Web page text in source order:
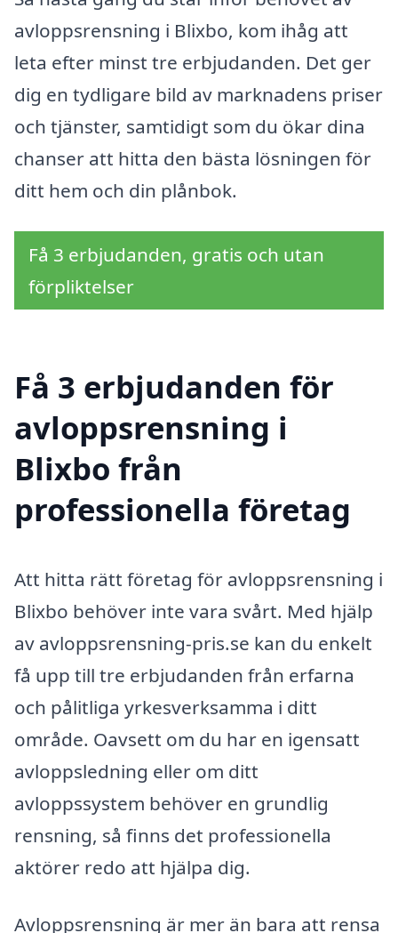
avloppsrensning i Blixbo, kom ihåg att
leta efter minst tre erbjudanden. Det ger
dig en tydligare bild av marknadens priser
och tjänster, samtidigt som du ökar dina
chanser att hitta den bästa lösningen för
ditt hem och din plånbok.
Få 3 erbjudanden, gratis och utan
förpliktelser
Få 3 erbjudanden för
avloppsrensning i
Blixbo från
professionella företag
Att hitta rätt företag för avloppsrensning i
Blixbo behöver inte vara svårt. Med hjälp
av avloppsrensning-pris.se kan du enkelt
få upp till tre erbjudanden från erfarna
och pålitliga yrkesverksamma i ditt
område. Oavsett om du har en igensatt
avloppsledning eller om ditt
avloppssystem behöver en grundlig
rensning, så finns det professionella
aktörer redo att hjälpa dig.
Avloppsrensning är mer än bara att rensa